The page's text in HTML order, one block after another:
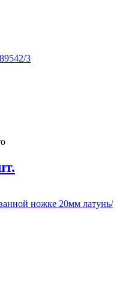
3
ножке 20мм латунь/